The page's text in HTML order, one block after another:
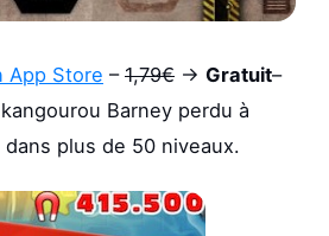
App Store – 1,79€ -> Gratuit–
Barney perdu à
plus de 50 niveaux.